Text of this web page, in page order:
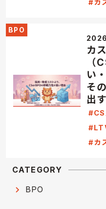
#カ
BPO
カ
（
い
そ
出
#CS
#カ
CATEGORY
BPO